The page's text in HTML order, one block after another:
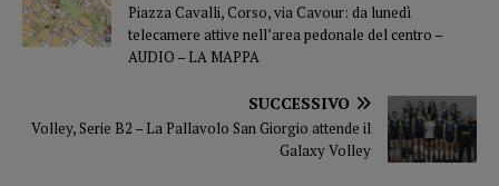
Piazza Cavalli, Corso, via Cavour: da lunedì
telecamere attive nell’area pedonale del centro –
AUDIO – LA MAPPA
SUCCESSIVO
Volley, Serie B2 – La Pallavolo San Giorgio attende il
Galaxy Volley